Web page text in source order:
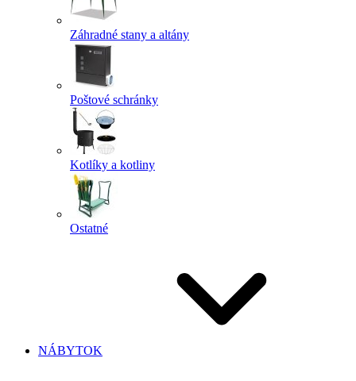
Záhradné stany a altány
Poštové schránky
Kotlíky a kotliny
Ostatné
NÁBYTOK